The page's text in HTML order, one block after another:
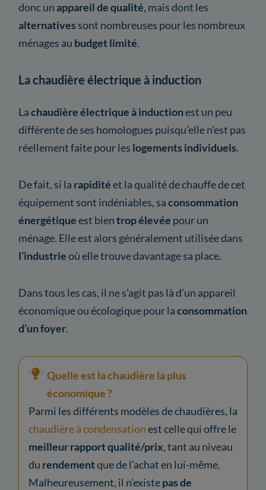
donc unappareil de qualité, mais dont les
alternatives sont nombreuses pour les nombreux
ménages au budget limité.
La chaudière électrique à induction
Lachaudière électrique à inductionest un peu
différente de ses homologues puisqu’elle n’est pas
réellement faite pour les logements individuels.
De fait, si la rapiditéet la qualité de chauffe de cet
équipement sont indéniables, saconsommation
énergétiqueest bientrop élevée pour un
ménage. Elle est alors généralement utilisée dans
l’industrieoù elle trouve davantage sa place.
Dans tous les cas, il ne s’agit pas là d’un appareil
économique ou écologique pour laconsommation
d’un foyer.
Quelle est la chaudière la plus
économique ?
Parmi les différents modèles de chaudières, la
chaudière à condensationest celle qui offre le
meilleur rapport qualité/prix, tant au niveau
du rendementque de l’achat en lui-même.
Malheureusement, il n’existepas de